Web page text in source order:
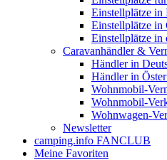
Einstellplätze in
Einstellplätze in
Einstellplätze in
Caravanhändler &
Händler in
Händler in
Wohnmobil-
Wohnmobil-
Wohnwagen-
Newsletter
camping.info FANCLUB
Meine Favoriten